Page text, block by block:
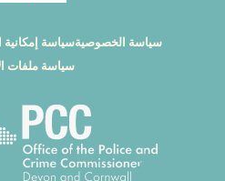
سياسة الخصوصيةسياسة
سياسة ملفات